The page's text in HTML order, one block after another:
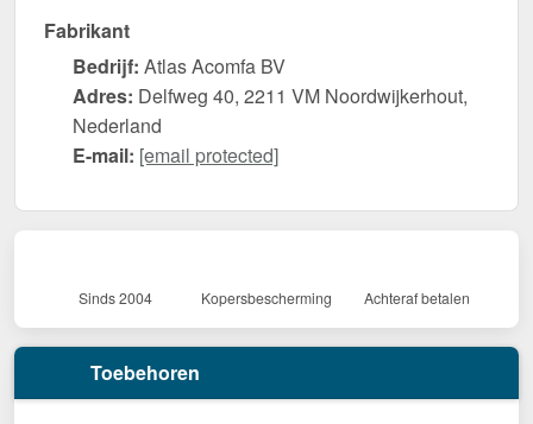
Fabrikant
Bedrijf: Atlas Acomfa BV
Adres: Delfweg 40, 2211 VM Noordwijkerhout,
Nederland
E-mail: [email protected]
Sinds 2004 Kopersbescherming Achteraf betalen
Toebehoren